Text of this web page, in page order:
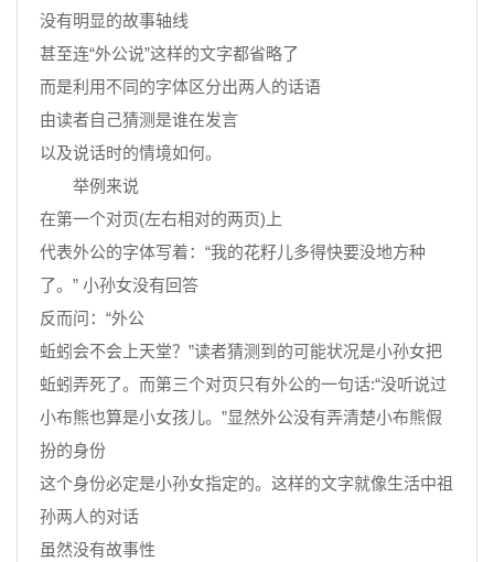
没有明显的故事轴线
甚至连“外公说”这样的文字都省略了
而是利用不同的字体区分出两人的话语
由读者自己猜测是谁在发言
以及说话时的情境如何。
举例来说
在第一个对页(左右相对的两页)上
代表外公的字体写着：“我的花籽儿多得快要没地方种
了。” 小孙女没有回答
反而问：“外公
蚯蚓会不会上天堂？”读者猜测到的可能状况是小孙女把
蚯蚓弄死了。而第三个对页只有外公的一句话:“没听说过
小布熊也算是小女孩儿。”显然外公没有弄清楚小布熊假
扮的身份
这个身份必定是小孙女指定的。这样的文字就像生活中祖
孙两人的对话
虽然没有故事性